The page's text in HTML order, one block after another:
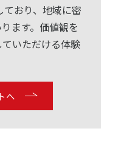
おり、地域に密
ます。価値観を
いただける体験
へ